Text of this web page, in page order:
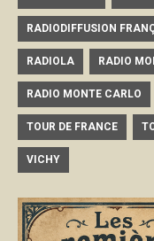
RADIODIFFUSION
RADIOLA RADIO
RADIO MONTE CARLO
TOUR DE FRANCE
VICHY